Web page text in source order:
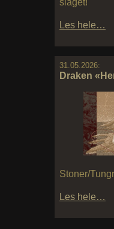
slaget!
Les hele…
31.05.2026:
Draken
Stoner/
Les hele…